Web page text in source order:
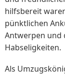
hilfsbereit
pünktlichen
Antwerpen und
Habseligkeiten.
Als